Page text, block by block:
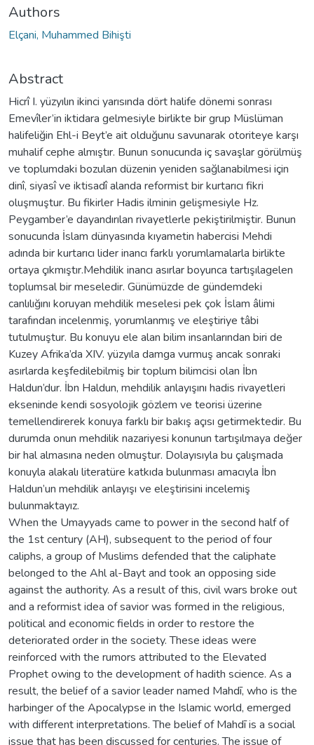
Authors
Elçani, Muhammed Bihişti
Abstract
Hicrî I. yüzyılın ikinci yarısında dört halife dönemi sonrası
Emevîler’in iktidara gelmesiyle birlikte bir grup Müslüman
halifeliğin Ehl-i Beyt’e ait olduğunu savunarak otoriteye karşı
muhalif cephe almıştır. Bunun sonucunda iç savaşlar görülmüş
ve toplumdaki bozulan düzenin yeniden sağlanabilmesi için
dinî, siyasî ve iktisadî alanda reformist bir kurtarıcı fikri
oluşmuştur. Bu fikirler Hadis ilminin gelişmesiyle Hz.
Peygamber’e dayandırılan rivayetlerle pekiştirilmiştir. Bunun
sonucunda İslam dünyasında kıyametin habercisi Mehdi
adında bir kurtarıcı lider inancı farklı yorumlamalarla birlikte
ortaya çıkmıştır.Mehdilik inancı asırlar boyunca tartışılagelen
toplumsal bir meseledir. Günümüzde de gündemdeki
canlılığını koruyan mehdilik meselesi pek çok İslam âlimi
tarafından incelenmiş, yorumlanmış ve eleştiriye tâbi
tutulmuştur. Bu konuyu ele alan bilim insanlarından biri de
Kuzey Afrika’da XIV. yüzyıla damga vurmuş ancak sonraki
asırlarda keşfedilebilmiş bir toplum bilimcisi olan İbn
Haldun’dur. İbn Haldun, mehdilik anlayışını hadis rivayetleri
ekseninde kendi sosyolojik gözlem ve teorisi üzerine
temellendirerek konuya farklı bir bakış açısı getirmektedir. Bu
durumda onun mehdilik nazariyesi konunun tartışılmaya değer
bir hal almasına neden olmuştur. Dolayısıyla bu çalışmada
konuyla alakalı literatüre katkıda bulunması amacıyla İbn
Haldun’un mehdilik anlayışı ve eleştirisini incelemiş
bulunmaktayız.
When the Umayyads came to power in the second half of
the 1st century (AH), subsequent to the period of four
caliphs, a group of Muslims defended that the caliphate
belonged to the Ahl al-Bayt and took an opposing side
against the authority. As a result of this, civil wars broke out
and a reformist idea of savior was formed in the religious,
political and economic fields in order to restore the
deteriorated order in the society. These ideas were
reinforced with the rumors attributed to the Elevated
Prophet owing to the development of hadith science. As a
result, the belief of a savior leader named Mahdī, who is the
harbinger of the Apocalypse in the Islamic world, emerged
with different interpretations. The belief of Mahdī is a social
issue that has been discussed for centuries. The issue of